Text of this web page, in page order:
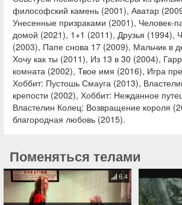
философский камень (2001), Аватар
Унесенные призраками (2001), Человек-
домой (2021), 1+1 (2011), Друзья (1994),
(2003), Папе снова 17 (2009), Мальчик в
Хочу как ты (2011), Из 13 в 30 (2004),
комната (2002), Твое имя (2016), Игра
Хоббит: Пустошь Смауга (2013),
крепости (2002), Хоббит: Нежданное
Властелин Колец: Возвращение короля
благородная любовь (2015).
Поменяться телами
6.4